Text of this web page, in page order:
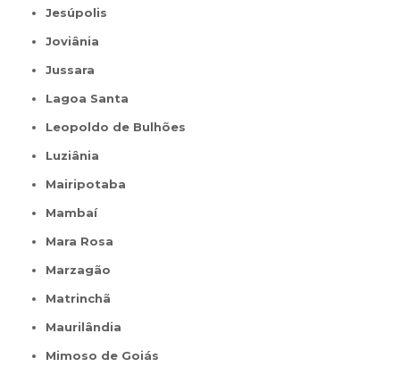
Jesúpolis
Joviânia
Jussara
Lagoa Santa
Leopoldo de Bulhões
Luziânia
Mairipotaba
Mambaí
Mara Rosa
Marzagão
Matrinchã
Maurilândia
Mimoso de Goiás